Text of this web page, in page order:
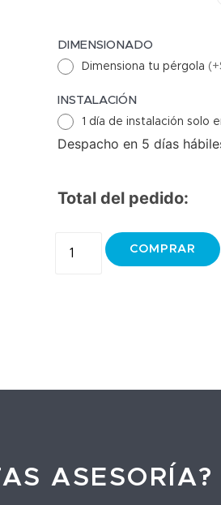
DIMENSIONADO
Dimensiona tu pérgola (+
INSTALACIÓN
1 día de instalación solo
Despacho en 5 días
Total del pedido:
COMPRAR
ASESORÍA?